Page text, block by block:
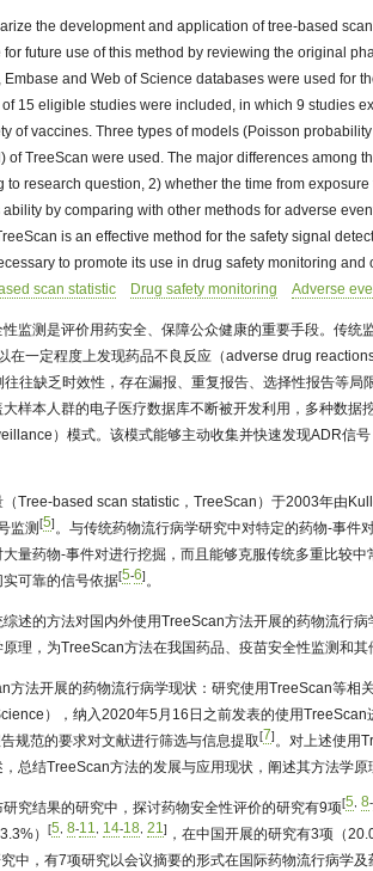
the development and application of tree-based
future use of this method by reviewing the original
and Web of Science databases were used for
of 15 eligible studies were included, in which 9 studies
of vaccines. Three types of models (Poisson
of TreeScan were used. The major differences among
to research question, 2) whether the time from
by comparing with other methods for adverse
is an effective method for the safety signal
to promote its use in drug safety monitoring
scan statistic Drug safety monitoring Adverse
监测是评价用药安全、保障公众健康的重要手段。传统
在一定程度上发现药品不良反应（adverse drug
往往缺乏时效性，存在漏报、重复报告、选择性报告等
样本人群的电子医疗数据库不断被开发利用，多种数据
）模式。该模式能够主动收集并快速发现ADR信
（Tree-based scan statistic，TreeScan）于2003年由
监测[5]。与传统药物流行病学研究中对特定的药物-事件
量药物-事件对进行挖掘，而且能够克服传统多重比较
可靠的信号依据[5-6]。
述的方法对国内外使用TreeScan方法开展的药物流行
理，为TreeScan方法在我国药品、疫苗安全性监测和其
方法开展的药物流行病学现状：研究使用TreeScan等相
），纳入2020年5月16日之前发表的使用
规范的要求对文献进行筛选与信息提取[7]。对上述使用
总结TreeScan方法的发展与应用现状，阐述其方法学原
究结果的研究中，探讨药物安全性评价的研究有9项[5,8-
）[5,8-11, 14-18,21] ，在中国开展的研究有3项（
中，有7项研究以会议摘要的形式在国际药物流行病学